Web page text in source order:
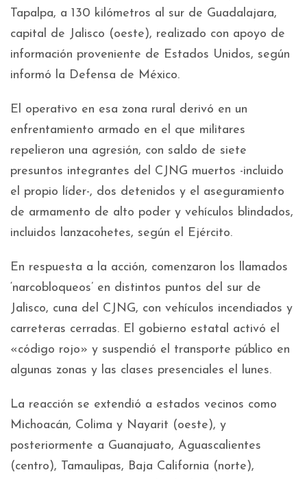
Tapalpa, a 130 kilómetros al sur de Guadalajara,
capital de Jalisco (oeste), realizado con apoyo de
información proveniente de Estados Unidos, según
informó la Defensa de México.
El operativo en esa zona rural derivó en un
enfrentamiento armado en el que militares
repelieron una agresión, con saldo de siete
presuntos integrantes del CJNG muertos -incluido
el propio líder-, dos detenidos y el aseguramiento
de armamento de alto poder y vehículos blindados,
incluidos lanzacohetes, según el Ejército.
En respuesta a la acción, comenzaron los llamados
‘narcobloqueos’ en distintos puntos del sur de
Jalisco, cuna del CJNG, con vehículos incendiados y
carreteras cerradas. El gobierno estatal activó el
«código rojo» y suspendió el transporte público en
algunas zonas y las clases presenciales el lunes.
La reacción se extendió a estados vecinos como
Michoacán, Colima y Nayarit (oeste), y
posteriormente a Guanajuato, Aguascalientes
(centro), Tamaulipas, Baja California (norte),